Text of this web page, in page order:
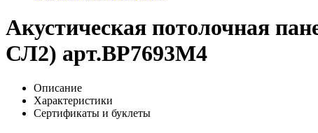
Акустическая потолочная
СЛ2) арт.BP7693M4
Описание
Характеристики
Сертификаты и буклеты